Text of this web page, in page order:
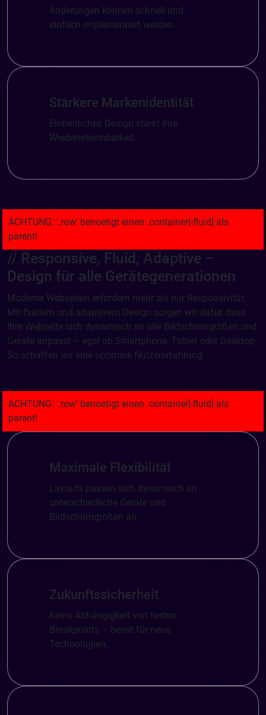
Änderungen können schnell und
einfach implementiert werden.
Stärkere Markenidentität
Einheitliches Design stärkt Ihre
Wiedererkennbarkeit.
// Responsive, Fluid, Adaptive –
Design für alle Gerätegenerationen
Moderne Webseiten erfordern mehr als nur Responsivität.
Mit fluidem und adaptivem Design sorgen wir dafür, dass
Ihre Webseite sich dynamisch an alle Bildschirmgrößen und
Geräte anpasst – egal ob Smartphone, Tablet oder Desktop.
So schaffen wir eine optimale Nutzererfahrung.
Maximale Flexibilität
Layouts passen sich dynamisch an
unterschiedliche Geräte und
Bildschirmgrößen an.
Zukunftssicherheit
Keine Abhängigkeit von festen
Breakpoints – bereit für neue
Technologien.